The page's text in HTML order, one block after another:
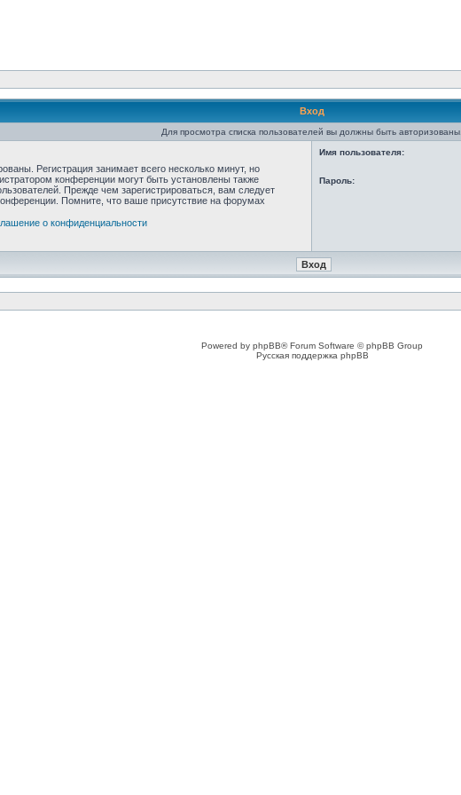
Вход
Для просмотра списка пользователей вы должны быть авторизованы.
Регистрация занимает всего несколько минут, но
конференции могут быть установлены также
Прежде чем зарегистрироваться, вам следует
Помните, что ваше присутствие на форумах
о конфиденциальности
Имя пользователя:
Пароль:
Powered by phpBB® Forum Software © phpBB Group
Русская поддержка phpBB